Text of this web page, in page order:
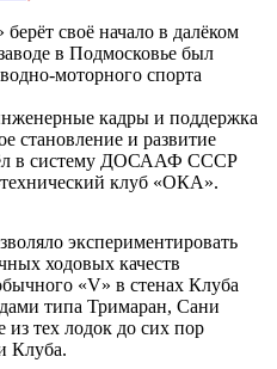
своё начало в далёком
в Подмосковье был
моторного спорта
кадры и поддержка
становление и развитие
в систему ДОСААФ СССР
клуб «ОКА».
экспериментировать
ходовых качеств
«V» в стенах Клуба
типа Тримаран, Сани
тех лодок до сих пор
Клуба.